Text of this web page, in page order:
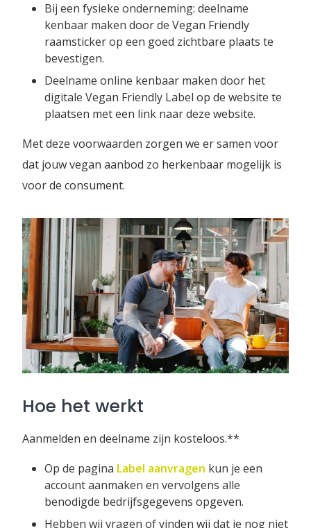
Bij een fysieke onderneming: deelname
kenbaar maken door de Vegan Friendly
raamsticker op een goed zichtbare plaats te
bevestigen.
Deelname online kenbaar maken door het
digitale Vegan Friendly Label op de website te
plaatsen met een link naar deze website.
Met deze voorwaarden zorgen we er samen voor
dat jouw vegan aanbod zo herkenbaar mogelijk is
voor de consument.
Hoe het werkt
Aanmelden en deelname zijn kosteloos.**
Op de pagina Label aanvragen kun je een
account aanmaken en vervolgens alle
benodigde bedrijfsgegevens opgeven.
Hebben wij vragen of vinden wij dat je nog niet